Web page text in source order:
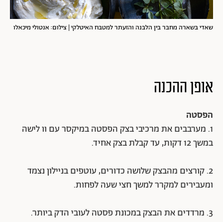
שאדי בשארה מחבר בין הלבנה והזעתר למטבח האיטלקי | צילום: אנטולי מיכאלו
אופן ההכנה
הפסטה
1. מערבבים את מרכיבי בצק הפסטה במיקסר עם וו לישה
במשך 12 דקות, עד קבלת בצק אחיד.
2. קורצים מהבצק שלושה כדורים, עוטפים בניילון נצמד
ומעבירים למקרר למשך חצי שעה לפחות.
3. מרדדים את הבצק במכונת פסטה לעובי הדק ביותר.